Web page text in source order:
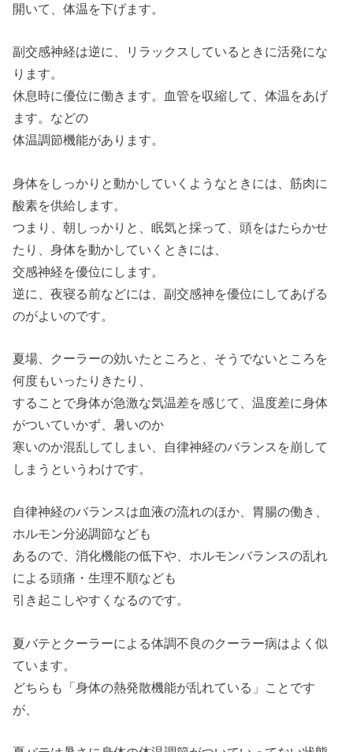
開いて、体温を下げます。
副交感神経は逆に、リラックスしているときに活発にな
ります。
休息時に優位に働きます。血管を収縮して、体温をあげ
ます。などの
体温調節機能があります。
身体をしっかりと動かしていくようなときには、筋肉に
酸素を供給します。
つまり、朝しっかりと、眠気と採って、頭をはたらかせ
たり、身体を動かしていくときには、
交感神経を優位にします。
逆に、夜寝る前などには、副交感神を優位にしてあげる
のがよいのです。
夏場、クーラーの効いたところと、そうでないところを
何度もいったりきたり、
することで身体が急激な気温差を感じて、温度差に身体
がついていかず、暑いのか
寒いのか混乱してしまい、自律神経のバランスを崩して
しまうというわけです。
自律神経のバランスは血液の流れのほか、胃腸の働き、
ホルモン分泌調節なども
あるので、消化機能の低下や、ホルモンバランスの乱れ
による頭痛・生理不順なども
引き起こしやすくなるのです。
夏バテとクーラーによる体調不良のクーラー病はよく似
ています。
どちらも「身体の熱発散機能が乱れている」ことです
が、